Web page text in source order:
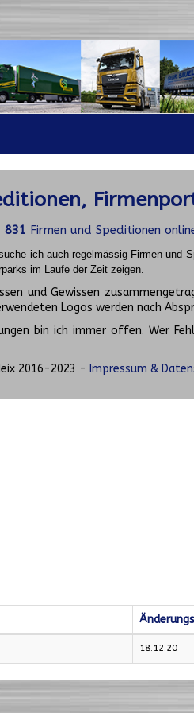
831 Firmen und Speditionen
ich auch regelmässig Firmen und
im Laufe der Zeit zeigen.
und Gewissen
Logos werden nach
bin ich immer offen. Wer
2016-2023 - Impressum &
18.12.20